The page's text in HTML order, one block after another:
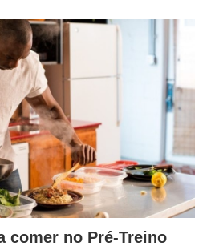
comer no Pré-Treino